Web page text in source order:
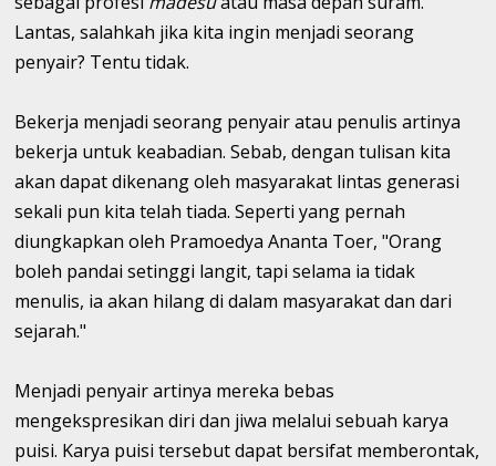
Lantas, salahkah jika kita ingin menjadi seorang
penyair? Tentu tidak.
Bekerja menjadi seorang penyair atau penulis artinya
bekerja untuk keabadian. Sebab, dengan tulisan kita
akan dapat dikenang oleh masyarakat lintas generasi
sekali pun kita telah tiada. Seperti yang pernah
diungkapkan oleh Pramoedya Ananta Toer, "Orang
boleh pandai setinggi langit, tapi selama ia tidak
menulis, ia akan hilang di dalam masyarakat dan dari
sejarah."
Menjadi penyair artinya mereka bebas
mengekspresikan diri dan jiwa melalui sebuah karya
puisi. Karya puisi tersebut dapat bersifat memberontak,